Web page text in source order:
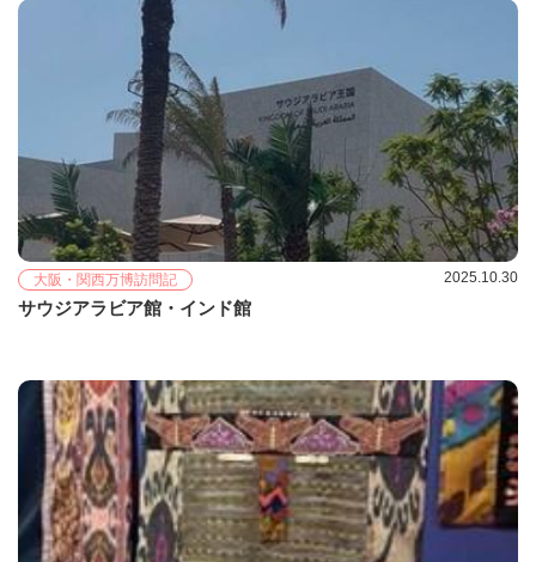
大阪・関西万博訪問記 2025.10.30
サウジアラビア館・インド館